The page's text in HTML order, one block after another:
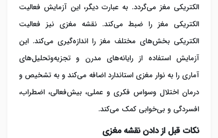
الکتریکی مغز می‌گردد. به عبارت دیگر، این آزمایش فعالیت
الکتریکی مغز را ضبط می‌کند. نقشه مغزی نیز فعالیت
الکتریکی بخش‌های مختلف مغز را اندازه‌گیری می‌کند. این
آزمایش استفاده از رایانه‌های مدرن و تجزیه‌وتحلیل‌های
آماری را به نوار مغزی استاندارد اضافه می‌کند و به تشخیص و
درمان اختلال وسواس فکری و عملی، بیش‌فعالی، اضطراب،
افسردگی و بی‌خوابی کمک می‌کند.
نکات قبل از دادن نقشه مغزی